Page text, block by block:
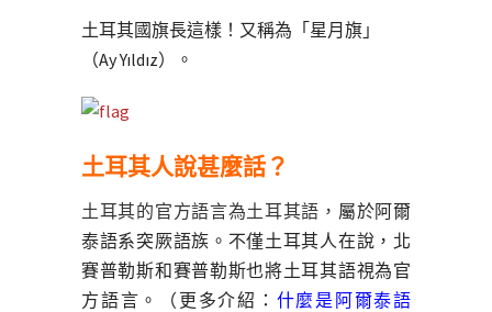
土耳其國旗長這樣！又稱為「星月旗」
（Ay Yıldız）。
土耳其人說甚麼話？
土耳其的官方語言為土耳其語， 屬於阿爾
泰語系突厥語族。不僅土耳其人在說，北
賽普勒斯和賽普勒斯也將土耳其語視為官
方語言。（更多介紹： 什麼是阿爾泰語